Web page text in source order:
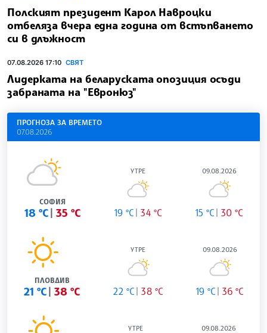
Полският президент Карол Навроцки
отбеляза вчера една година от встъпването
си в длъжност
07.08.2026 17:10 СВЯТ
Лидерката на беларуската опозиция осъди
забраната на "Евронюз"
ПРОГНОЗА ЗА ВРЕМЕТО
07.08.2026
СОФИЯ
18 °C 35 °C
УТРЕ
19 °C 34 °C
09.08.2026
15 °C 30 °C
ПЛОВДИВ
21 °C 38 °C
УТРЕ
22 °C 38 °C
09.08.2026
19 °C 36 °C
УТРЕ 09.08.2026